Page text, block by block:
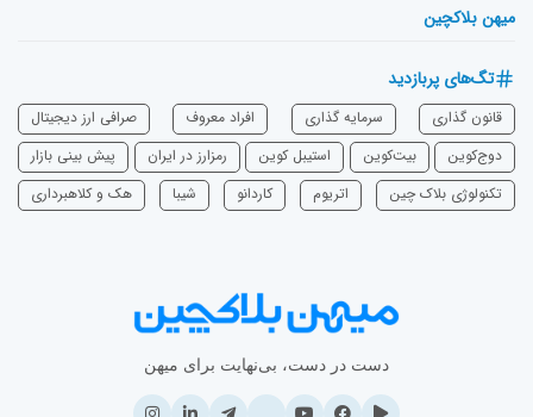
میهن بلاکچین
تگ‌های پربازدید
قانون گذاری سرمایه‌ گذاری افراد معروف
صرافی ارز دیجیتال
دوج‌کوین
بیت‌کوین استیبل کوین رمزارز در ایران
پیش بینی بازار
تکنولوژی بلاک چین
اتریوم ‌کاردانو شیبا هک و کلاهبرداری
دست در دست، بی‌نهایت برای میهن